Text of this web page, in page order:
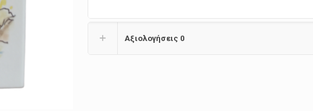
Αξιολογήσεις 0